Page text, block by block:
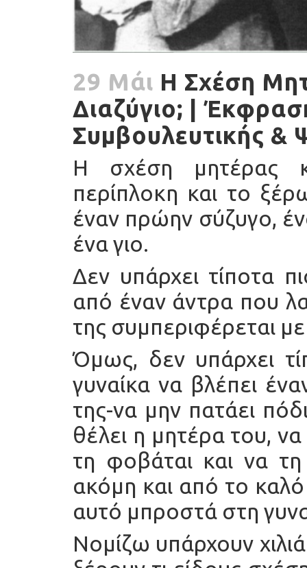
29 Μάι Η Σχέση
Διαζύγιο; |
Συμβουλευτικής &
Η σχέση μητέρας
περίπλοκη και το
έναν πρώην σύζυγο,
ένα γιο.
Δεν υπάρχει τίποτα
από έναν άντρα που
της συμπεριφέρεται
Όμως, δεν υπάρχει
γυναίκα να βλέπει
της-να μην πατάει
θέλει η μητέρα του,
τη φοβάται και να
ακόμη και από το καλό
αυτό μπροστά στη
Νομίζω υπάρχουν